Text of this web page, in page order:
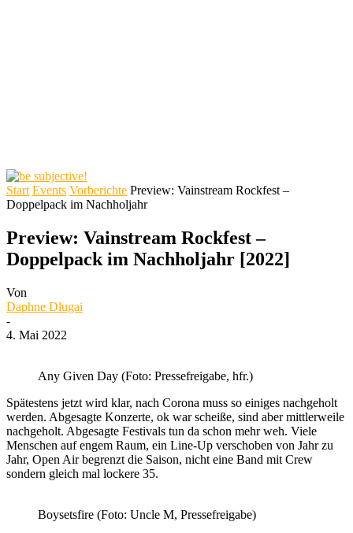
Start Events Vorberichte Preview: Vainstream Rockfest –
Doppelpack im Nachholjahr
Preview: Vainstream Rockfest –
Doppelpack im Nachholjahr [2022]
Von
Daphne Dlugai
-
4. Mai 2022
Any Given Day (Foto: Pressefreigabe, hfr.)
Spätestens jetzt wird klar, nach Corona muss so einiges nachgeholt
werden. Abgesagte Konzerte, ok war scheiße, sind aber mittlerweile
nachgeholt. Abgesagte Festivals tun da schon mehr weh. Viele
Menschen auf engem Raum, ein Line-Up verschoben von Jahr zu
Jahr, Open Air begrenzt die Saison, nicht eine Band mit Crew
sondern gleich mal lockere 35.
Boysetsfire (Foto: Uncle M, Pressefreigabe)